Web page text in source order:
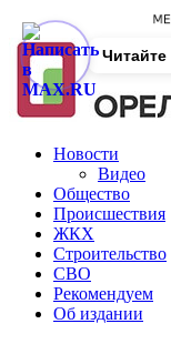
Новости
Видео
Общество
Происшествия
ЖКХ
Строительство
СВО
Рекомендуем
Об издании
Читайте